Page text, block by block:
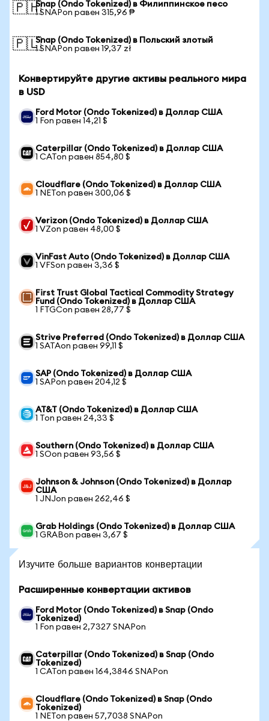
🇵🇭Snap (Ondo Tokenized) в Филиппинское песо
1 SNAPon равен 315,96 ₱
🇵🇱Snap (Ondo Tokenized) в Польский злотый
1 SNAPon равен 19,37 zł
Конвертируйте другие активы реального мира
в USD
Ford Motor (Ondo Tokenized) в Доллар США
1 Fon равен 14,21 $
Caterpillar (Ondo Tokenized) в Доллар США
1 CATon равен 854,80 $
Cloudflare (Ondo Tokenized) в Доллар США
1 NETon равен 300,06 $
Verizon (Ondo Tokenized) в Доллар США
1 VZon равен 48,00 $
VinFast Auto (Ondo Tokenized) в Доллар США
1 VFSon равен 3,36 $
First Trust Global Tactical Commodity Strategy
Fund (Ondo Tokenized) в Доллар США
1 FTGCon равен 28,77 $
Strive Preferred (Ondo Tokenized) в Доллар США
1 SATAon равен 99,11 $
SAP (Ondo Tokenized) в Доллар США
1 SAPon равен 204,12 $
AT&T (Ondo Tokenized) в Доллар США
1 Ton равен 24,33 $
Southern (Ondo Tokenized) в Доллар США
1 SOon равен 93,56 $
Johnson & Johnson (Ondo Tokenized) в Доллар
США
1 JNJon равен 262,46 $
Grab Holdings (Ondo Tokenized) в Доллар США
1 GRABon равен 3,67 $
Изучите больше вариантов конвертации
Расширенные конвертации активов
Ford Motor (Ondo Tokenized) в Snap (Ondo
Tokenized)
1 Fon равен 2,7327 SNAPon
Caterpillar (Ondo Tokenized) в Snap (Ondo
Tokenized)
1 CATon равен 164,3846 SNAPon
Cloudflare (Ondo Tokenized) в Snap (Ondo
Tokenized)
1 NETon равен 57,7038 SNAPon